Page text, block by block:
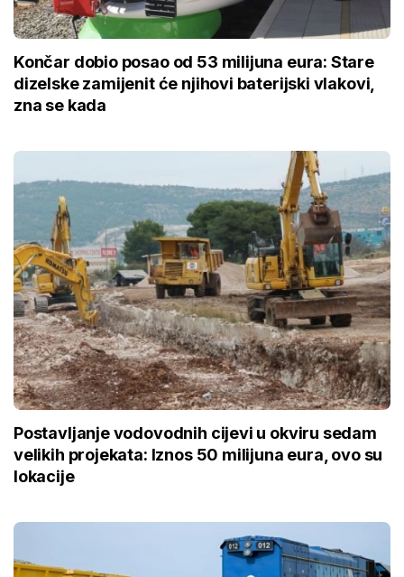
Končar dobio posao od 53 milijuna eura: Stare
dizelske zamijenit će njihovi baterijski vlakovi,
zna se kada
Postavljanje vodovodnih cijevi u okviru sedam
velikih projekata: Iznos 50 milijuna eura, ovo su
lokacije